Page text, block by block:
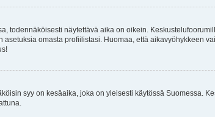
todennäköisesti näytettävä aika on oikein.
asetuksia omasta profiilistasi. Huomaa, että aikavyöhykkeen
syy on kesäaika, joka on yleisesti käytössä Suomessa.